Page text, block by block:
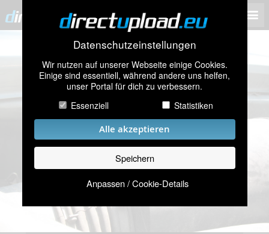
Datenschutzeinstellungen
Wir nutzen auf unserer Webseite einige Cookies.
Einige sind essentiell, während andere uns helfen,
unser Portal für dich zu verbessern.
Essenziell
Statistiken
Alle akzeptieren
Speichern
Anpassen / Cookie-Details